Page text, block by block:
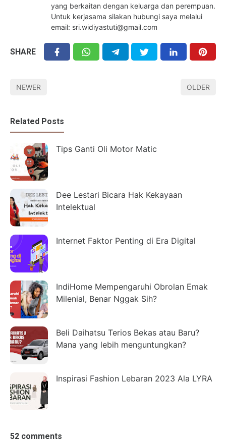
yang berkaitan dengan keluarga dan perempuan.
Untuk kerjasama silakan hubungi saya melalui
email: sri.widiyastuti@gmail.com
SHARE
NEWER OLDER
Related Posts
Tips Ganti Oli Motor Matic
Dee Lestari Bicara Hak Kekayaan
Intelektual
Internet Faktor Penting di Era Digital
IndiHome Mempengaruhi Obrolan Emak
Milenial, Benar Nggak Sih?
Beli Daihatsu Terios Bekas atau Baru?
Mana yang lebih menguntungkan?
Inspirasi Fashion Lebaran 2023 Ala LYRA
52 comments